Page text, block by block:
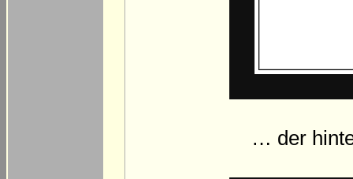
… der